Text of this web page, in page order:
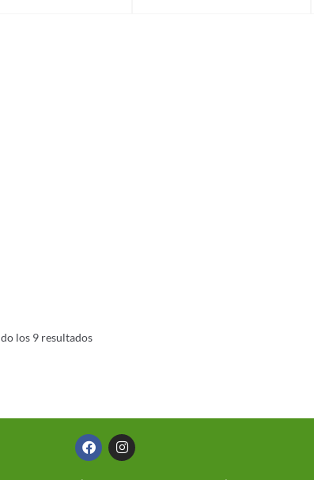
los 9 resultados